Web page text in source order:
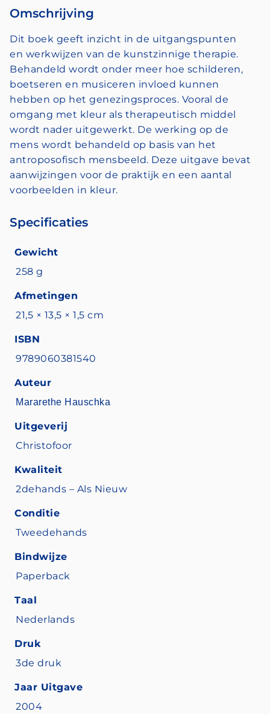
Omschrijving
Dit boek geeft inzicht in de uitgangspunten
en werkwijzen van de kunstzinnige therapie.
Behandeld wordt onder meer hoe schilderen,
boetseren en musiceren invloed kunnen
hebben op het genezingsproces. Vooral de
omgang met kleur als therapeutisch middel
wordt nader uitgewerkt. De werking op de
mens wordt behandeld op basis van het
antroposofisch mensbeeld. Deze uitgave bevat
aanwijzingen voor de praktijk en een aantal
voorbeelden in kleur.
Specificaties
Gewicht
258 g
Afmetingen
21,5 × 13,5 × 1,5 cm
ISBN
9789060381540
Auteur
Mararethe Hauschka
Uitgeverij
Christofoor
Kwaliteit
2dehands – Als Nieuw
Conditie
Tweedehands
Bindwijze
Paperback
Taal
Nederlands
Druk
3de druk
Jaar Uitgave
2004